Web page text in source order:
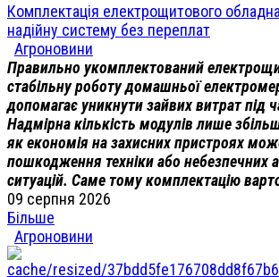
Комплектація електрощитового
надійну систему без переплат
Агроновини
Правильно укомплектований
стабільну роботу домашньої
допомагає уникнути зайвих витрат під
Надмірна кількість модулів лише
як економія на захисних пристроях
пошкодження техніки або небезпечних
ситуацій. Саме тому комплектацію
09 серпня 2026
Більше
Агроновини